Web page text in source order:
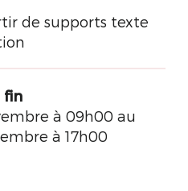
de supports texte
fin
à 09h00 au
à 17h00